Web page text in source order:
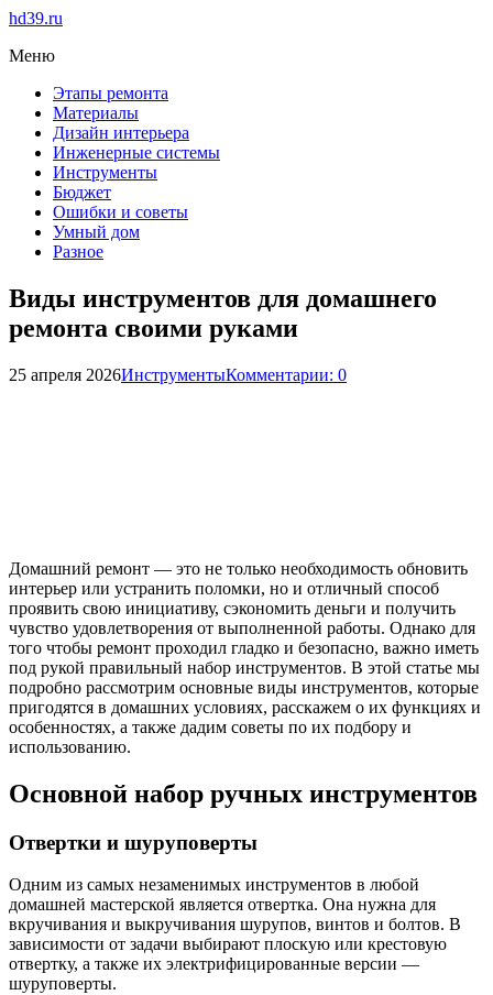
hd39.ru
Меню
Этапы ремонта
Материалы
Дизайн интерьера
Инженерные системы
Инструменты
Бюджет
Ошибки и советы
Умный дом
Разное
Виды инструментов для домашнего
ремонта своими руками
25 апреля 2026ИнструментыКомментарии: 0
Домашний ремонт — это не только необходимость обновить
интерьер или устранить поломки, но и отличный способ
проявить свою инициативу, сэкономить деньги и получить
чувство удовлетворения от выполненной работы. Однако для
того чтобы ремонт проходил гладко и безопасно, важно иметь
под рукой правильный набор инструментов. В этой статье мы
подробно рассмотрим основные виды инструментов, которые
пригодятся в домашних условиях, расскажем о их функциях и
особенностях, а также дадим советы по их подбору и
использованию.
Основной набор ручных инструментов
Отвертки и шуруповерты
Одним из самых незаменимых инструментов в любой
домашней мастерской является отвертка. Она нужна для
вкручивания и выкручивания шурупов, винтов и болтов. В
зависимости от задачи выбирают плоскую или крестовую
отвертку, а также их электрифицированные версии —
шуруповерты.